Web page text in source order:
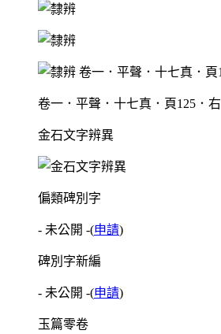
卷一．平聲．十七真．頁125．右
金石文字辨異
偏類碑別字
- 未公開 -(申請)
碑別字新編
- 未公開 -(申請)
玉篇零卷